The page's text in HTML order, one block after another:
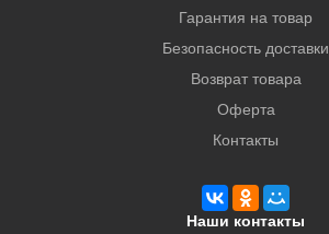
Гарантия на товар
Безопасность доставки
Возврат товара
Оферта
Контакты
Наши контакты